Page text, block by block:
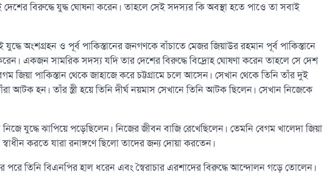
দেশের বিরুদ্ধে যুদ্ধ ঘোষনা করেন। তাহলে সেই সদস্যর কি অবস্থা হতে পাওে তা সবাই
অংশগ্রহন ও পূর্ব পাকিস্তানের জনগণকে বাঁচাতে মেজর জিয়াউর রহমান পূর্ব পাকিস্তানে
একজন সামরিক সদস্য যদি তার দেশের বিরুদ্ধে বিদ্রোহ ঘোষণা করেন তাহলে সে দেশ
জিয়া পাকিস্তান থেকে জাহাজে করে চট্টগ্রামে চলে আসেন। সেখান থেকে তিনি তাঁর দুই
আটক হন। তাঁর স্ত্রী হয়ে তিনি দীর্ঘ নয়মাস সেখানে তিনি আটক ছিলেন। সেখান নিজেকে
যুদ্ধে ঝাপিয়ে পড়েছিলেন। নিজের জীবন বাজি রেখেছিলেন। তেমনি বেগম খালেদা জিয়া
করতে যারা রনাঙ্গণে ছিলো তাদের জন্য দোয়া করতেন।
পরে তিনি বিএনপির হাল ধরেন এবং স্বৈরাচার এরশাদের বিরুদ্ধে আন্দোলন গড়ে তোলেন।